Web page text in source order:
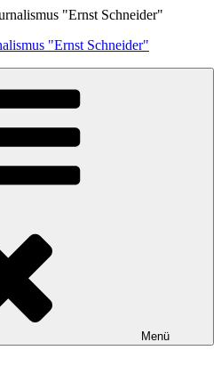
"Ernst Schneider"
Menü